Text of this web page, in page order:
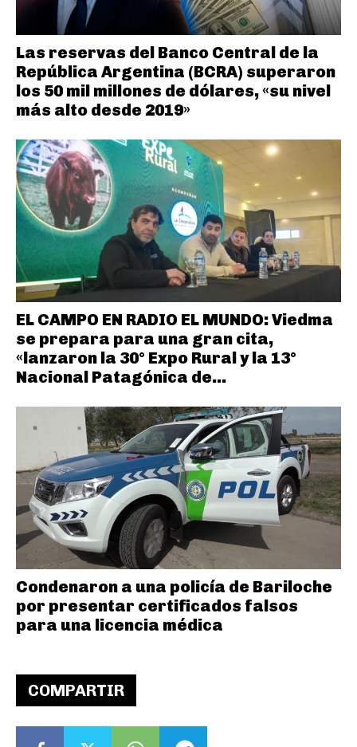
COMPARTIR
Las reservas del Banco Central de la
República Argentina (BCRA) superaron
los 50 mil millones de dólares, «su nivel
más alto desde 2019»
EL CAMPO EN RADIO EL MUNDO: Viedma
se prepara para una gran cita,
«lanzaron la 30° Expo Rural y la 13°
Nacional Patagónica de...
Condenaron a una policía de Bariloche
por presentar certificados falsos
para una licencia médica